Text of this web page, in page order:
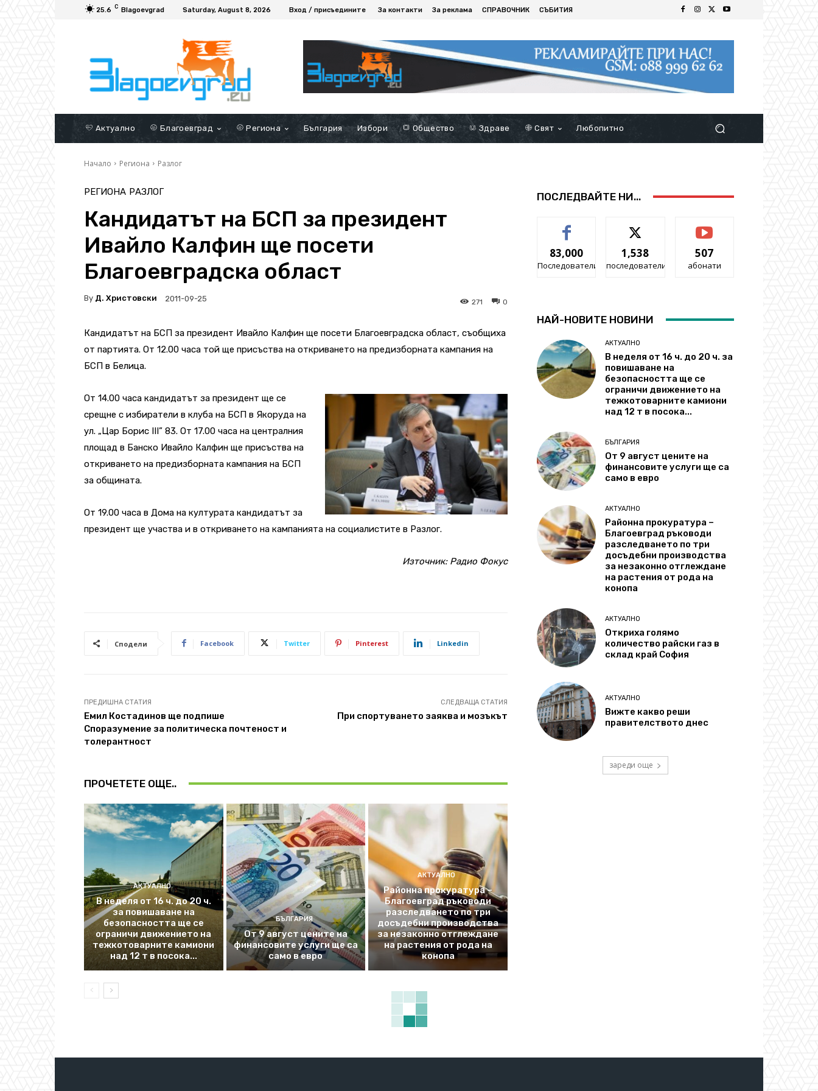
25.6 C Blagoevgrad Saturday, August 8, 2026 Вход / присъедините За контакти За реклама СПРАВОЧНИК СЪБИТИЯ
Актуално Благоевград Региона България Избори Общество Здраве Свят Любопитно
Начало Региона Разлог
РЕГИОНА РАЗЛОГ
Кандидатът на БСП за президент
Ивайло Калфин ще посети
Благоевградска област
By Д. Христовски 2011-09-25 0
271
Кандидатът на БСП за президент Ивайло Калфин ще посети Благоевградска област, съобщиха
от партията. От 12.00 часа той ще присъства на откриването на предизборната кампания на
БСП в Белица.
От 14.00 часа кандидатът за президент ще се
срещне с избиратели в клуба на БСП в Якоруда на
ул. „Цар Борис III” 83. От 17.00 часа на централния
площад в Банско Ивайло Калфин ще присъства на
откриването на предизборната кампания на БСП
за общината.
От 19.00 часа в Дома на културата кандидатът за
президент ще участва и в откриването на кампанията на социалистите в Разлог.
Източник: Радио Фокус
Сподели Facebook Twitter Pinterest Linkedin
ПРЕДИШНА СТАТИЯ
Емил Костадинов ще подпише
Споразумение за политическа почтеност и
толерантност
СЛЕДВАЩА СТАТИЯ
При спортуването заяква и мозъкът
ПРОЧЕТЕТЕ ОЩЕ..
АКТУАЛНО
В неделя от 16 ч. до 20 ч.
за повишаване на
безопасността ще се
ограничи движението на
тежкотоварните камиони
над 12 т в посока...
БЪЛГАРИЯ
От 9 август цените на
финансовите услуги ще са
само в евро
АКТУАЛНО
Районна прокуратура –
Благоевград ръководи
разследването по три
досъдебни производства
за незаконно отглеждане
на растения от рода на
конопа
ПОСЛЕДВАЙТЕ НИ...
83,000
Последователи
1,538
последователи
507
абонати
НАЙ-НОВИТЕ НОВИНИ
АКТУАЛНО
В неделя от 16 ч. до 20 ч. за
повишаване на
безопасността ще се
ограничи движението на
тежкотоварните камиони
над 12 т в посока...
БЪЛГАРИЯ
От 9 август цените на
финансовите услуги ще са
само в евро
АКТУАЛНО
Районна прокуратура –
Благоевград ръководи
разследването по три
досъдебни производства
за незаконно отглеждане
на растения от рода на
конопа
АКТУАЛНО
Откриха голямо
количество райски газ в
склад край София
АКТУАЛНО
Вижте какво реши
правителството днес
зареди още